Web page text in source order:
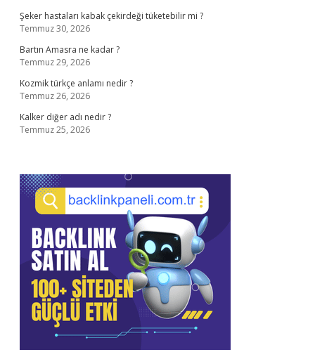
Şeker hastaları kabak çekirdeği tüketebilir mi ?
Temmuz 30, 2026
Bartın Amasra ne kadar ?
Temmuz 29, 2026
Kozmik türkçe anlamı nedir ?
Temmuz 26, 2026
Kalker diğer adı nedir ?
Temmuz 25, 2026